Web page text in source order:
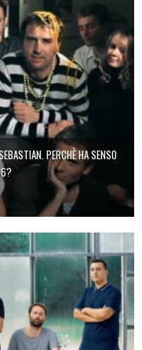
PERCHÈ HA SENSO